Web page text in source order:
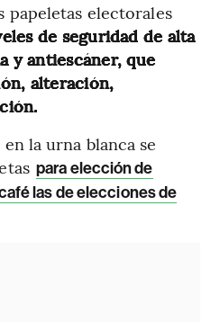
papeletas electorales
de seguridad de alta
y antiescáner, que
alteración,
la urna blanca se
para elección de
las de elecciones de